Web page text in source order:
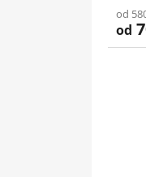
od
od